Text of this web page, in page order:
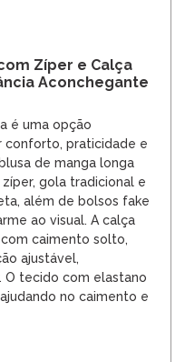
Zíper e Calça
Aconchegante
é uma opção
conforto, praticidade e
de manga longa
gola tradicional e
além de bolsos fake
ao visual. A calça
caimento solto,
ajustável,
tecido com elastano
no caimento e